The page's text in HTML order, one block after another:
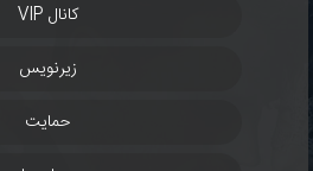
کانال VIP
زیرنویس
حمایت